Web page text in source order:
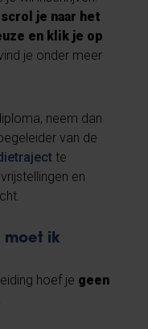
scrol je naar het
en klik je op
je onder meer
neem dan
van de
te
en
moet ik
hoef je geen